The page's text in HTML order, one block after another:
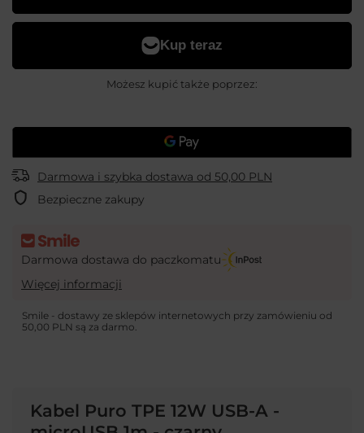
Możesz kupić także poprzez:
Darmowa i szybka dostawa od 50,00 PLN
Bezpieczne zakupy
Darmowa dostawa do paczkomatu
Więcej informacji
Smile - dostawy ze sklepów internetowych przy zamówieniu od
50,00 PLN są za darmo.
Kabel Puro TPE 12W USB-A -